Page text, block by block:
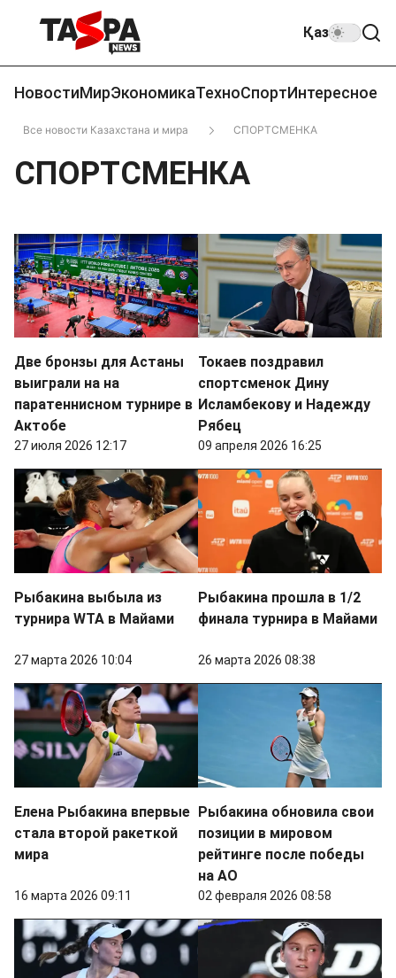
Қаз
НовостиМирЭкономикаТехноСпортИнтересное
Все новости Казахстана и мира СПОРТСМЕНКА
СПОРТСМЕНКА
Две бронзы для Астаны
выиграли на на
паратеннисном турнире в
Актобе
27 июля 2026 12:17
Токаев поздравил
спортсменок Дину
Исламбекову и Надежду
Рябец
09 апреля 2026 16:25
Рыбакина выбыла из
турнира WTA в Майами
27 марта 2026 10:04
Рыбакина прошла в 1/2
финала турнира в Майами
26 марта 2026 08:38
Елена Рыбакина впервые
стала второй ракеткой
мира
16 марта 2026 09:11
Рыбакина обновила свои
позиции в мировом
рейтинге после победы
на AO
02 февраля 2026 08:58